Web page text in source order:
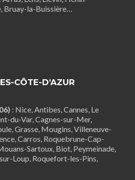
, Bruay-la-Buissière…
CÔTE-D’AZUR
: Nice,Antibes,Cannes, Le
du-Var,Cagnes-sur-Mer,
,Grasse, Mougins,Villeneuve-
,Carros, Roquebrune-Cap-
Sartoux, Biot, Peymeinade,
Loup, Roquefort-les-Pins,